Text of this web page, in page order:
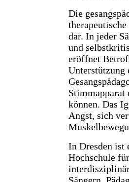
Die
dar. In jeder
und
eröffnet
Unterstützung
können. Das
Angst, sich
In Dresden ist
Hochschule
Sängern,